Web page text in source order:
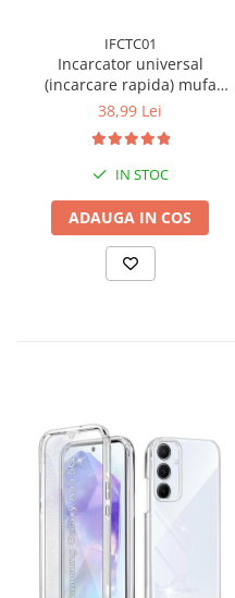
IFCTC01
Incarcator universal
(incarcare rapida) mufa
Type-C 20W - Alb
38,99 Lei
IN STOC
ADAUGA IN COS